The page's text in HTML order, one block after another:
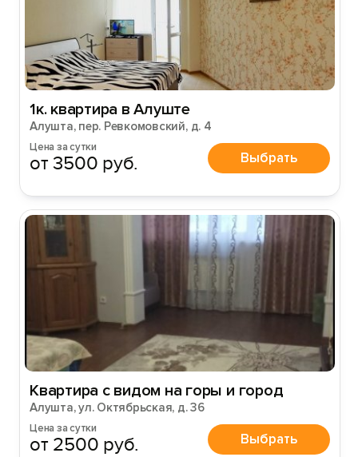
1к. квартира в Алуште
Алушта, пер. Ревкомовский, д. 4
Цена за сутки
от 3500 руб. Выбрать
Квартира с видом на горы и город
Алушта, ул. Октябрьская, д. 36
Цена за сутки
от 2500 руб. Выбрать
Вход на сайт
Войти или Зарегистрироваться